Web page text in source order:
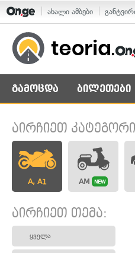
ახალი ამბები
გამოცდა ბილეთები
აირჩიეთ
A, A1 AM NEW
აირჩიეთ თემა:
ყველა